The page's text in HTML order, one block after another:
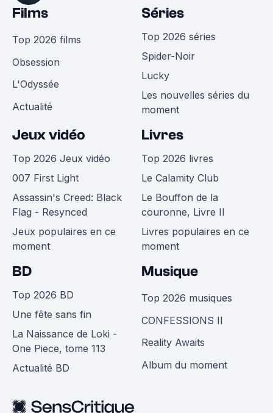
Films
Top 2026 films
Obsession
L'Odyssée
Actualité
Séries
Top 2026 séries
Spider-Noir
Lucky
Les nouvelles séries du
moment
Jeux vidéo
Top 2026 Jeux vidéo
007 First Light
Assassin's Creed: Black
Flag - Resynced
Jeux populaires en ce
moment
Livres
Top 2026 livres
Le Calamity Club
Le Bouffon de la
couronne, Livre II
Livres populaires en ce
moment
BD
Top 2026 BD
Une fête sans fin
La Naissance de Loki -
One Piece, tome 113
Actualité BD
Musique
Top 2026 musiques
CONFESSIONS II
Reality Awaits
Album du moment